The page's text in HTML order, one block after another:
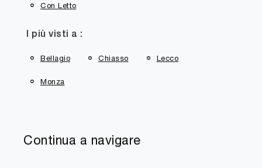
Con Letto
I più visti a :
Bellagio Chiasso Lecco
Monza
Continua a navigare